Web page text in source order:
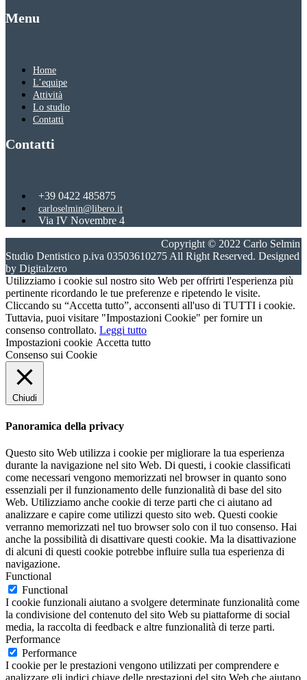
Menu
Home
L’equipe
Attività
Lo studio
Contatti
Contatti
+39 0422 485875
carloselmin@libero.it
Via IV Novembre 4
Copyright © 2022 Carlo Selmin
Studio Dentistico p.iva 03503610275 All Right Reserved. Designed
by Digitalzero
Utilizziamo i cookie sul nostro sito Web per offrirti l'esperienza più
pertinente ricordando le tue preferenze e ripetendo le visite.
Cliccando su “Accetta tutto”, acconsenti all'uso di TUTTI i cookie.
Tuttavia, puoi visitare "Impostazioni Cookie" per fornire un
consenso controllato. Leggi tutto
Impostazioni cookie Accetta tutto
Consenso sui Cookie
Chiudi
Panoramica della privacy
Questo sito Web utilizza i cookie per migliorare la tua esperienza
durante la navigazione nel sito Web. Di questi, i cookie classificati
come necessari vengono memorizzati nel browser in quanto sono
essenziali per il funzionamento delle funzionalità di base del sito
Web. Utilizziamo anche cookie di terze parti che ci aiutano ad
analizzare e capire come utilizzi questo sito web. Questi cookie
verranno memorizzati nel tuo browser solo con il tuo consenso. Hai
anche la possibilità di disattivare questi cookie. Ma la disattivazione
di alcuni di questi cookie potrebbe influire sulla tua esperienza di
navigazione.
Functional
Functional
I cookie funzionali aiutano a svolgere determinate funzionalità come
la condivisione del contenuto del sito Web su piattaforme di social
media, la raccolta di feedback e altre funzionalità di terze parti.
Performance
Performance
I cookie per le prestazioni vengono utilizzati per comprendere e
analizzare gli indici chiave delle prestazioni del sito Web che aiutano